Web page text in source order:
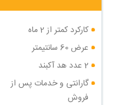
کارکرد کمتر از 2 ماه
عرض 60 سانتیمتر
2 عدد هد آکبند
گارانتی و خدمات پس از
فروش